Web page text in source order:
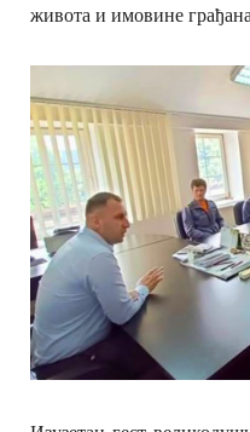
живота и имовине